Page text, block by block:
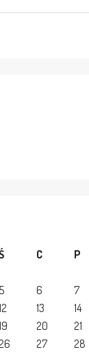
C P
5 6 7
13 14
20 21
27 28